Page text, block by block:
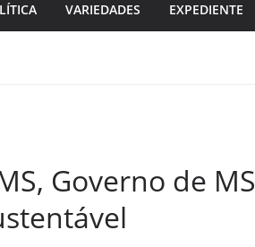
VARIEDADES EXPEDIENTE
Governo de MS